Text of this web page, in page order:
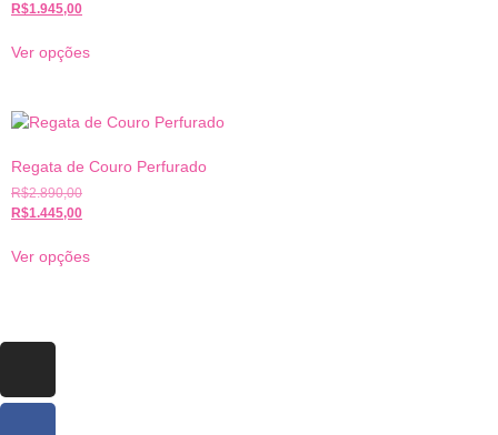
R$1.945,00
Ver opções
Regata de Couro Perfurado
R$2.890,00
R$1.445,00
Ver opções